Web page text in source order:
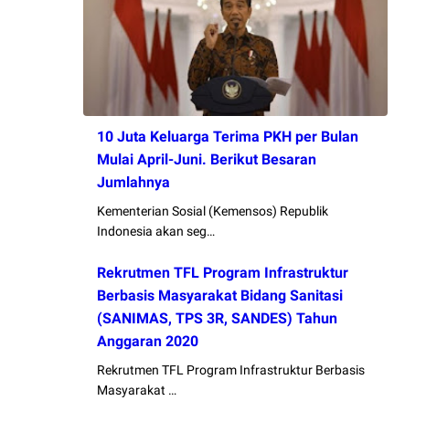
10 Juta Keluarga Terima PKH per Bulan
Mulai April-Juni. Berikut Besaran
Jumlahnya
Kementerian Sosial (Kemensos) Republik
Indonesia akan seg…
Rekrutmen TFL Program Infrastruktur
Berbasis Masyarakat Bidang Sanitasi
(SANIMAS, TPS 3R, SANDES) Tahun
Anggaran 2020
Rekrutmen TFL Program Infrastruktur Berbasis
Masyarakat …